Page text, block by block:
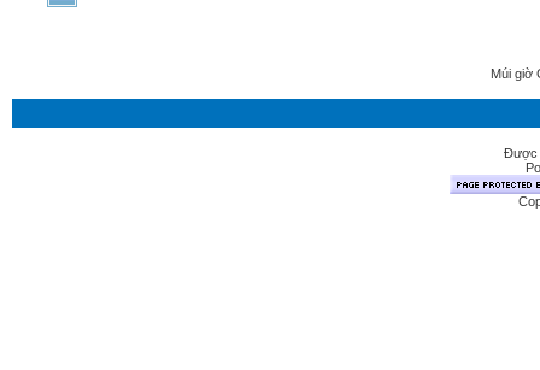
Múi giờ
Được